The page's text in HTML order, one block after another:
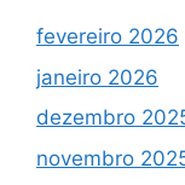
fevereiro 2026
janeiro 2026
dezembro
novembro